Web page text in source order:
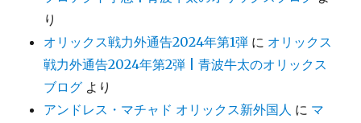
り
オリックス戦力外通告2024年第1弾 に オリックス
戦力外通告2024年第2弾 | 青波牛太のオリックス
ブログ より
アンドレス・マチャド オリックス新外国人 に マ